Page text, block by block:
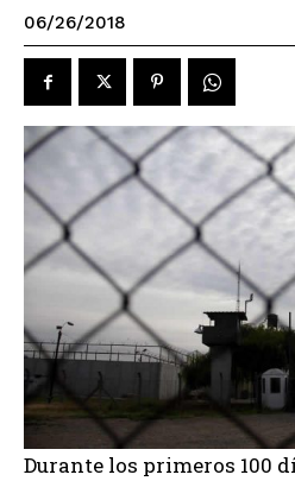
06/26/2018
Durante los primeros 100